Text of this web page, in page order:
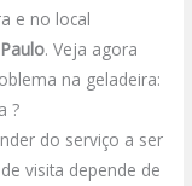
e no local
.Veja agora
na geladeira:
?
do serviço a ser
visita depende de